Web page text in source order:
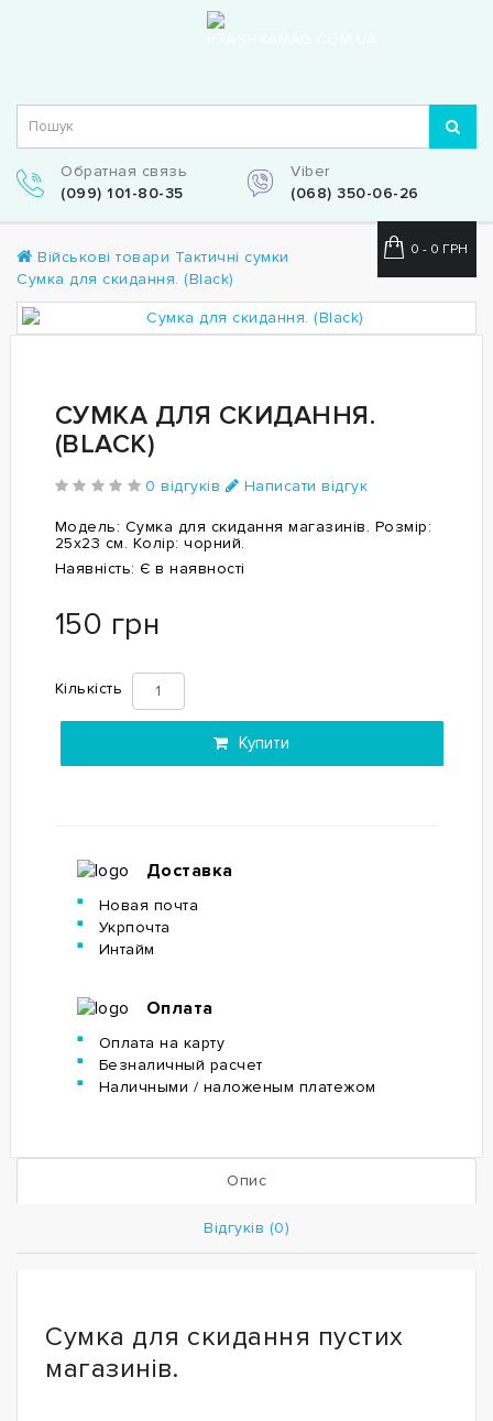
Обратная связь
(099) 101-80-35
Viber
(068) 350-06-26
0 - 0 ГРН
Військові товари Тактичні сумки
Сумка для скидання. (Black)
СУМКА ДЛЯ СКИДАННЯ.
(BLACK)
0 відгуків Написати відгук
Модель: Сумка для скидання магазинів. Розмір:
25x23 см. Колір: чорний.
Наявність: Є в наявності
150 грн
Кількість
Купити
Доставка
Новая почта
Укрпочта
Интайм
Оплата
Оплата на карту
Безналичный расчет
Наличными / наложеным платежом
Опис
Відгуків (0)
Сумка для скидання пустих
магазинів.